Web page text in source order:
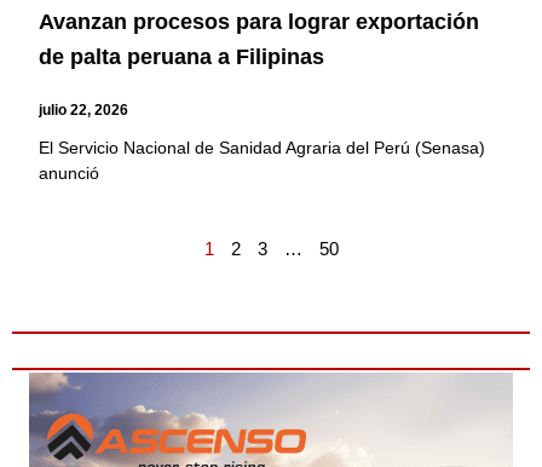
Avanzan procesos para lograr exportación
de palta peruana a Filipinas
julio 22, 2026
El Servicio Nacional de Sanidad Agraria del Perú (Senasa)
anunció
1 2 3 … 50